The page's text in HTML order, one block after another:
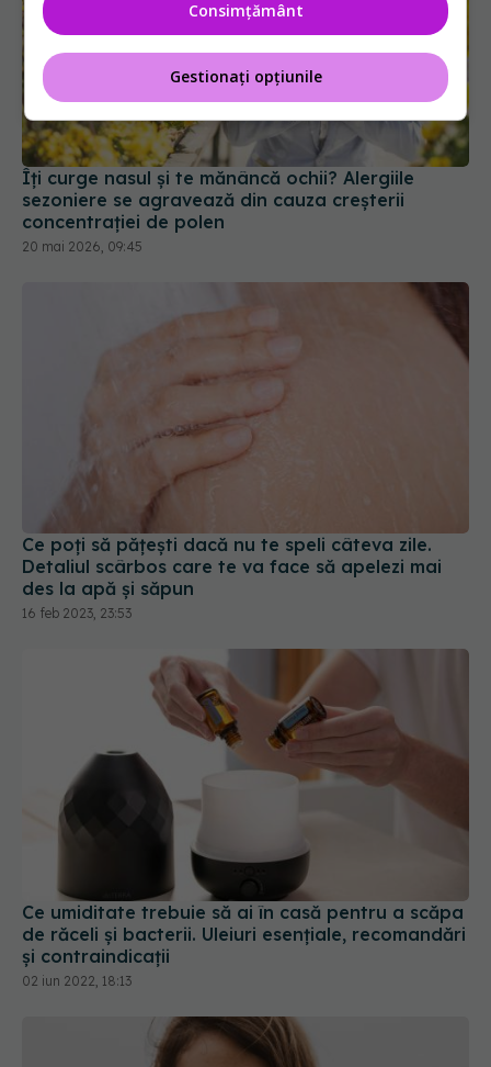
Îți curge nasul și te mănâncă ochii? Alergiile
sezoniere se agravează din cauza creșterii
concentrației de polen
20 mai 2026, 09:45
Ce poți să pățești dacă nu te speli câteva zile.
Detaliul scârbos care te va face să apelezi mai
des la apă și săpun
16 feb 2023, 23:53
Ce umiditate trebuie să ai în casă pentru a scăpa
de răceli și bacterii. Uleiuri esențiale, recomandări
și contraindicații
02 iun 2022, 18:13
Consimțământ
Gestionați opțiunile